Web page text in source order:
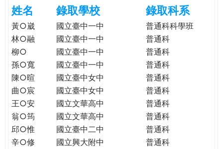
格。r
e
姓名 錄取學校 錄取科系
黃○崴 國立臺中一中
普通科科學班
林○融
國立臺中一中
普通科
柳○
國立臺中一中
普通科
孫○寬
國立臺中一中
普通科
陳○暄
國立臺中女中
普通科
曲○宸
國立臺中女中
普通科
王○安
國立文華高中
普通科
翁○筠
國立文華高中
普通科
邱○惟
國立臺中二中
普通科
辛○修
國立興大附中
普通科